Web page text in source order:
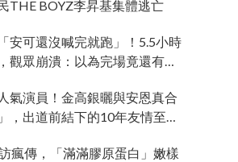
THE BOYZ李昇基集體逃亡
安可還沒喊完就跑」！5.5小時
觀眾崩潰：以為完場竟還有
氣演員！金高銀曬與安恩真合
，出道前結下的10年友情至今
瘋傳，「滿滿膠原蛋白」嫩樣